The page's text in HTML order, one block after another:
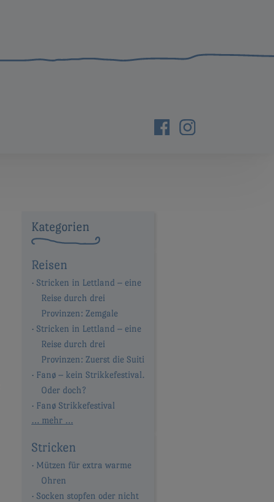
Kategorien
Reisen
Stricken in Lettland – eine
Reise durch drei
Provinzen: Zemgale
Stricken in Lettland – eine
Reise durch drei
Provinzen: Zuerst die Suiti
Fanø – kein Strikkefestival.
Oder doch?
Fanø Strikkefestival
… mehr …
Stricken
Mützen für extra warme
Ohren
Socken stopfen oder nicht